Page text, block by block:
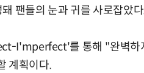
팬들의 눈과 귀를 사로잡았
I'mperfect'를 통해 "완벽하
계획이다.